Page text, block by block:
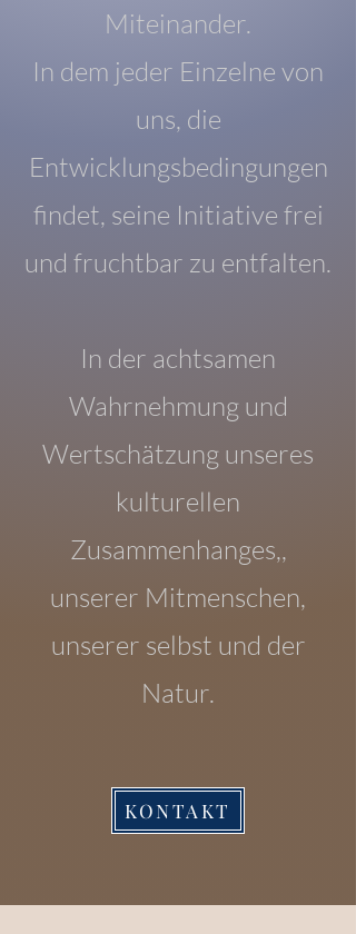
Miteinander.
In dem jeder Einzelne von
uns, die
Entwicklungsbedingungen
findet, seine Initiative frei
und fruchtbar zu entfalten.
In der achtsamen
Wahrnehmung und
Wertschätzung unseres
kulturellen
Zusammenhanges,,
unserer Mitmenschen,
unserer selbst und der
Natur.
KONTAKT